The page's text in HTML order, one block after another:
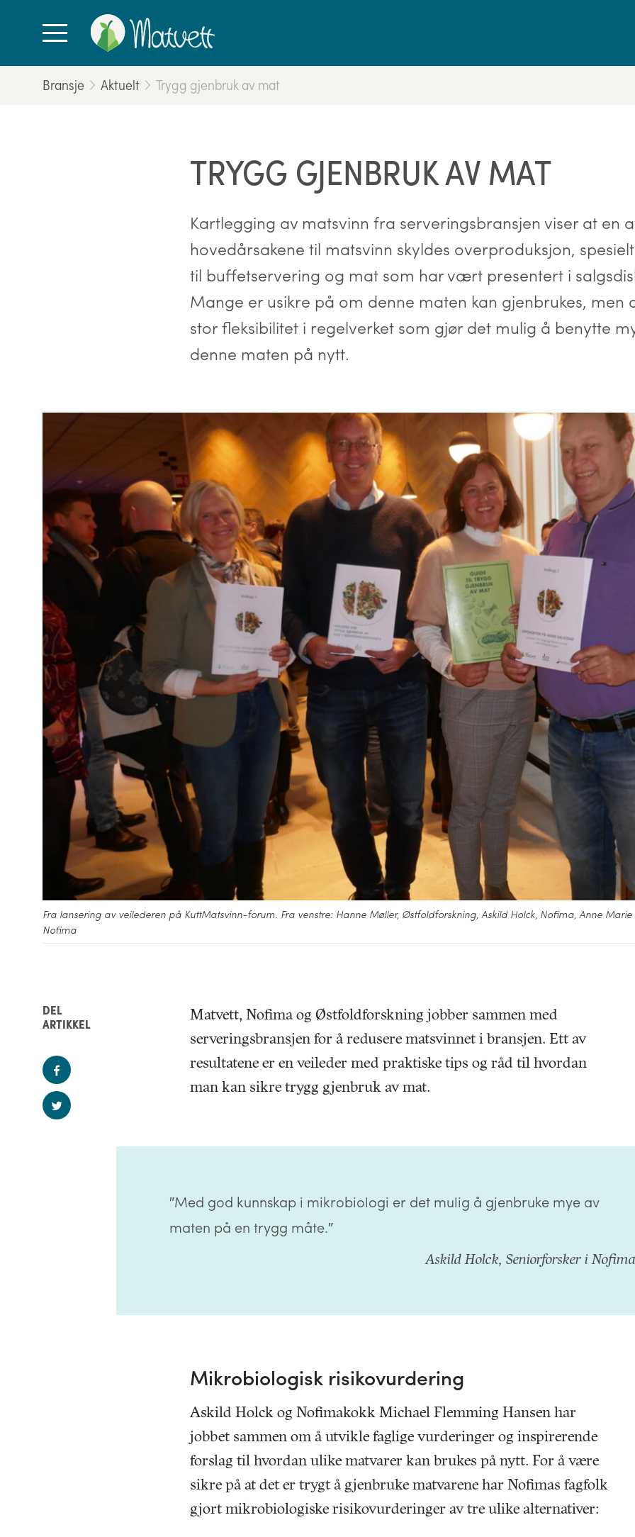
Bransje Aktuelt Trygg gjenbruk av mat
TRYGG GJENBRUK AV MAT
Kartlegging av matsvinn fra serveringsbransjen viser at en
hovedårsakene til matsvinn skyldes overproduksjon,
til buffetservering og mat som har vært presentert i
Mange er usikre på om denne maten kan gjenbrukes, men
stor fleksibilitet i regelverket som gjør det mulig å benytte
denne maten på nytt.
Fra lansering av veilederen på KuttMatsvinn-forum. Fra venstre: Hanne Møller, Østfoldforskning, Askild Holck, Nofima, Anne
Nofima
DEL
ARTIKKEL
Matvett, Nofima og Østfoldforskning jobber sammen med
serveringsbransjen for å redusere matsvinnet i bransjen. Ett av
resultatene er en veileder med praktiske tips og råd til hvordan
man kan sikre trygg gjenbruk av mat.
″Med god kunnskap i mikrobiologi er det mulig å gjenbruke mye av
maten på en trygg måte.″
Askild Holck, Seniorforsker i Nofima
Mikrobiologisk risikovurdering
Askild Holck og Nofimakokk Michael Flemming Hansen har
jobbet sammen om å utvikle faglige vurderinger og inspirerende
forslag til hvordan ulike matvarer kan brukes på nytt. For å være
sikre på at det er trygt å gjenbruke matvarene har Nofimas fagfolk
gjort mikrobiologiske risikovurderinger av tre ulike alternativer: